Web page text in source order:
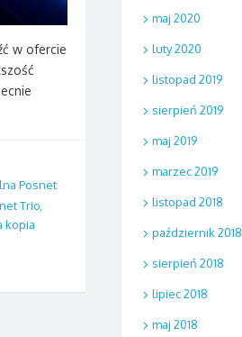
w ofercie
Posnet
Trio
kopia
maj 2020
luty 2020
listopad 2019
sierpień 2019
maj 2019
marzec 2019
listopad 2018
październik 2018
sierpień 2018
lipiec 2018
maj 2018